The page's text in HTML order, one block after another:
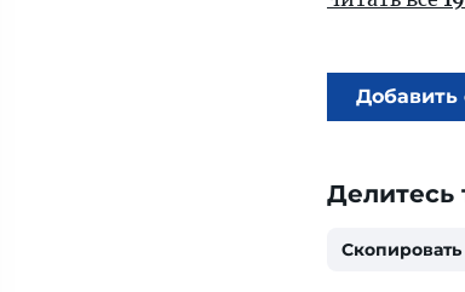
Добавить
Делитесь